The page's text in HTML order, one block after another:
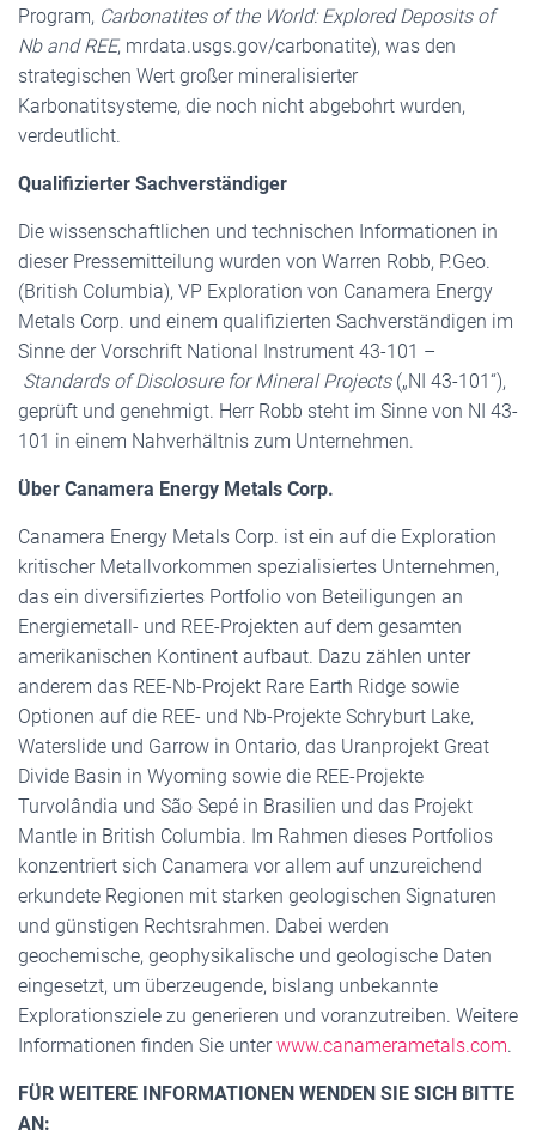
Program, Carbonatites of the World: Explored Deposits of
Nb and REE, mrdata.usgs.gov/carbonatite), was den
strategischen Wert großer mineralisierter
Karbonatitsysteme, die noch nicht abgebohrt wurden,
verdeutlicht.
Qualifizierter Sachverständiger
Die wissenschaftlichen und technischen Informationen in
dieser Pressemitteilung wurden von Warren Robb, P.Geo.
(British Columbia), VP Exploration von Canamera Energy
Metals Corp. und einem qualifizierten Sachverständigen im
Sinne der Vorschrift National Instrument 43-101 –
Standards of Disclosure for Mineral Projects(„NI 43-101“),
geprüft und genehmigt. Herr Robb steht im Sinne von NI 43-
101 in einem Nahverhältnis zum Unternehmen.
Über Canamera Energy Metals Corp.
Canamera Energy Metals Corp. ist ein auf die Exploration
kritischer Metallvorkommen spezialisiertes Unternehmen,
das ein diversifiziertes Portfolio von Beteiligungen an
Energiemetall- und REE-Projekten auf dem gesamten
amerikanischen Kontinent aufbaut. Dazu zählen unter
anderem das REE-Nb-Projekt Rare Earth Ridge sowie
Optionen auf die REE- und Nb-Projekte Schryburt Lake,
Waterslide und Garrow in Ontario, das Uranprojekt Great
Divide Basin in Wyoming sowie die REE-Projekte
Turvolândia und São Sepé in Brasilien und das Projekt
Mantle in British Columbia. Im Rahmen dieses Portfolios
konzentriert sich Canamera vor allem auf unzureichend
erkundete Regionen mit starken geologischen Signaturen
und günstigen Rechtsrahmen. Dabei werden
geochemische, geophysikalische und geologische Daten
eingesetzt, um überzeugende, bislang unbekannte
Explorationsziele zu generieren und voranzutreiben. Weitere
Informationen finden Sie unterwww.canamerametals.com.
FÜR WEITERE INFORMATIONEN WENDEN SIE SICH BITTE
AN: